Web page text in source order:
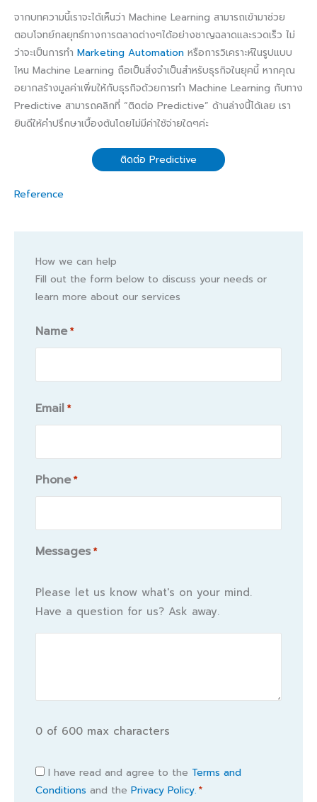
จากบทความนี้เราจะได้เห็นว่า Machine Learning สามารถเข้ามาช่วย
ตอบโจทย์กลยุทธ์ทางการตลาดต่างๆได้อย่างชาญฉลาดและรวดเร็ว ไม่
ว่าจะเป็นการทำ Marketing Automation หรือการวิเคราะห์ในรูปแบบ
ไหน Machine Learning ถือเป็นสิ่งจำเป็นสำหรับธุรกิจในยุคนี้ หากคุณ
อยากสร้างมูลค่าเพิ่มให้กับธุรกิจด้วยการทำ Machine Learning กับทาง
Predictive สามารถคลิกที่ “ติดต่อ Predictive” ด้านล่างนี้ได้เลย เรา
ยินดีให้คำปรึกษาเบื้องต้นโดยไม่มีค่าใช้จ่ายใดๆค่ะ
ติดต่อ Predictive
Reference
How we can help
Fill out the form below to discuss your needs or
learn more about our services
Name *
Name
Email *
Phone *
Messages *
Please let us know what's on your mind.
Have a question for us? Ask away.
0 of 600 max characters
Consent
*
I have read and agree to the Terms and
Conditions and the Privacy Policy. *